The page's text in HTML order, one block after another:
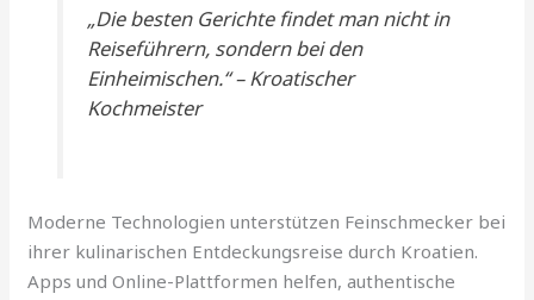
„Die besten Gerichte findet man nicht in
Reiseführern, sondern bei den
Einheimischen.“ – Kroatischer
Kochmeister
Moderne Technologien unterstützen Feinschmecker bei
ihrer kulinarischen Entdeckungsreise durch Kroatien.
Apps und Online-Plattformen helfen, authentische